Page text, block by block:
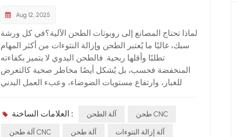
Aug 12, 2025
لماذا تحتاج المصانع إلى روبوتات الطحن الآلية؟في كل ورشة
سبك، غالبًا ما يُعتبر الطحن وإزالة النتوءات من أكثر المهام
تطلبًا وأقلها ربحية. فالطحن اليدوي لا يتميز بكفاءته
المنخفضة فحسب، بل يُشكل أيضًا مخاطر صحية كالتعرض
للغبار، وارتفاع مستويات الضوضاء، وعبء العمل البدني
تقنية الطحن المرنة و نظام التفتيش الذكي، يمكنها التعامل
مع الأسطح المعقدة والصب غير المنتظم مع ضمان جودة
العلامات الساخنة : آلة الطحن طحن CNC
آلة طحن CNC آلة طحن آلة إزالة النتوءات